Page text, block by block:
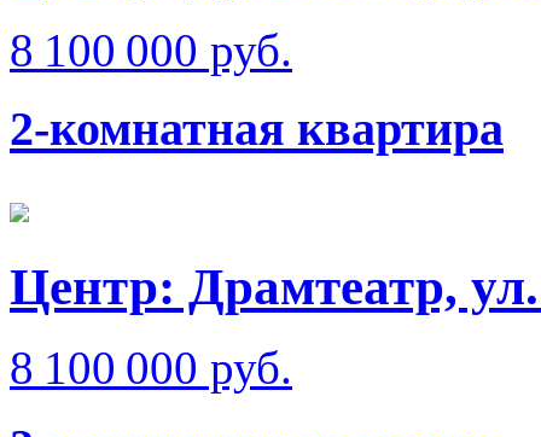
8 100 000 руб.
2-комнатная квартира
Центр: Драмтеатр,
8 100 000 руб.